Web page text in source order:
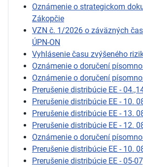
Oznámenie o strategickom
Zákopčie
VZN č. 1/2026 o záväzných
ÚPN-ON
Vyhlásenie času zvýšeného
Oznámenie o doručení
Oznámenie o doručení
Prerušenie distribúcie EE -
Prerušenie distribúcie EE - 10.
Prerušenie distribúcie EE - 13.
Prerušenie distribúcie EE - 12.
Oznámenie o doručení
Prerušenie distribúcie EE - 10.
Prerušenie distribúcie EE - 05-